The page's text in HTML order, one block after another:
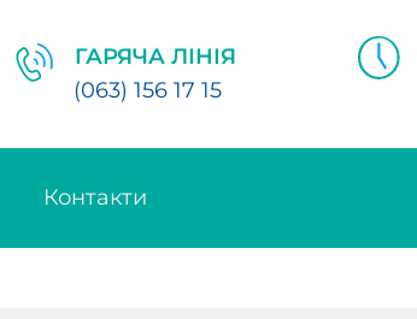
ГАРЯЧА ЛІНІЯ
(063) 156 17 15
Контакти